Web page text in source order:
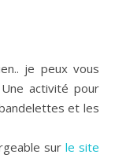
je peux vous
activité pour
et les
sur le site